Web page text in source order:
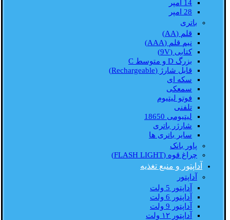
14 امپر
28 امپر
باتری
قلم (AA)
نیم قلم (AAA)
کتابی (9V)
بزرگ D و متوسط C
قابل شارژ (Rechargeable)
سکه ای
سمعکی
فوتو لیتیوم
تلفنی
لیتیومی 18650
شارژر باتری
سایر باتری ها
پاور بانک
چراغ قوه (FLASH LIGHT)
آداپتور و منبع تغذیه
آداپتور
آداپتور 5 ولت
آداپتور 6 ولت
آداپتور 9 ولت
آداپتور ۱۲ ولت